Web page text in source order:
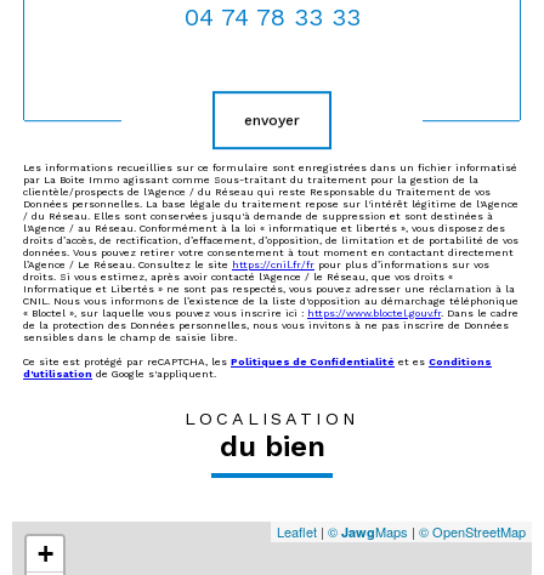
04 74 78 33 33
envoyer
Les informations recueillies sur ce formulaire sont enregistrées dans un fichier informatisé
par La Boite Immo agissant comme Sous-traitant du traitement pour la gestion de la
clientèle/prospects de l'Agence / du Réseau qui reste Responsable du Traitement de vos
Données personnelles. La base légale du traitement repose sur l'intérêt légitime de l'Agence
/ du Réseau. Elles sont conservées jusqu'à demande de suppression et sont destinées à
l'Agence / au Réseau. Conformément à la loi « informatique et libertés », vous disposez des
droits d’accès, de rectification, d’effacement, d’opposition, de limitation et de portabilité de vos
données. Vous pouvez retirer votre consentement à tout moment en contactant directement
l’Agence / Le Réseau. Consultez le site https://cnil.fr/fr pour plus d’informations sur vos
droits. Si vous estimez, après avoir contacté l'Agence / le Réseau, que vos droits «
Informatique et Libertés » ne sont pas respectés, vous pouvez adresser une réclamation à la
CNIL. Nous vous informons de l’existence de la liste d'opposition au démarchage téléphonique
« Bloctel », sur laquelle vous pouvez vous inscrire ici : https://www.bloctel.gouv.fr. Dans le cadre
de la protection des Données personnelles, nous vous invitons à ne pas inscrire de Données
sensibles dans le champ de saisie libre.
Ce site est protégé par reCAPTCHA, les Politiques de Confidentialité et es Conditions
d'utilisation de Google s'appliquent.
LOCALISATION
du bien
+
Leaflet | © JawgMaps | © OpenStreetMap